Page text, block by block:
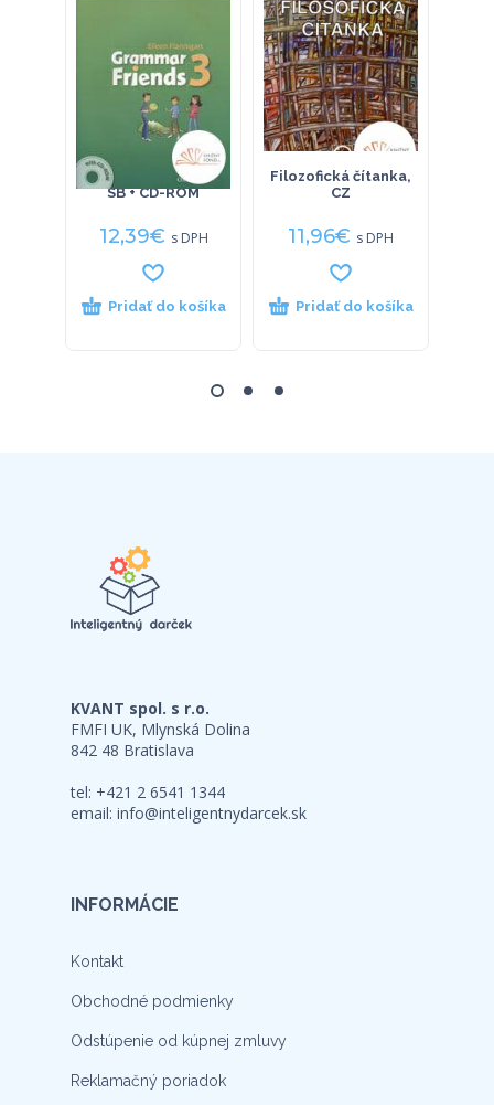
Grammar friends 3
SB + CD-ROM
12,39€ s DPH
Pridať do košíka
Filozofická čítanka,
CZ
11,96€ s DPH
Pridať do košíka
KVANT spol. s r.o.
FMFI UK, Mlynská Dolina
842 48 Bratislava
tel: +421 2 6541 1344
email: info@inteligentnydarcek.sk
INFORMÁCIE
Kontakt
Obchodné podmienky
Odstúpenie od kúpnej zmluvy
Reklamačný poriadok